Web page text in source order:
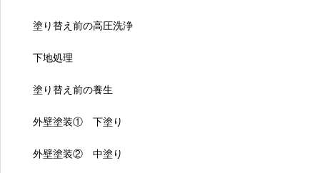
塗り替え前の高圧洗浄
下地処理
塗り替え前の養生
外壁塗装① 下塗り
外壁塗装② 中塗り